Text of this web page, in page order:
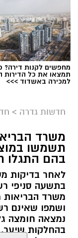
במסגרת
מקצועי, לפתח
ופרויקטים
חיבור בין עולם
בין דרישות
תואר אקדמי
גבוהה.
מחפשים לקנות דירה?
תמצאו את כל הדירות
למכירה באשדוד >>>
חדשות גדרה >
משרד
תשמשו
בהם התגלו
לאחר בדיקות
בתשעה סניפי
משרד הבריאות
ושמפו שאינם
נמצאה חומצה
בהחלקות שיער,